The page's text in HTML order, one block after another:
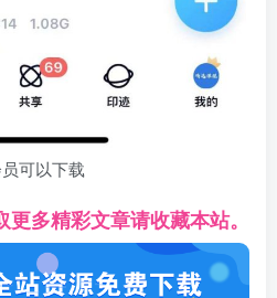
可以下载
多精彩文章请收藏本站。